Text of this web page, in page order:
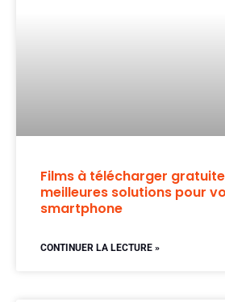
Films à télécharger
meilleures solutions pour
smartphone
CONTINUER LA LECTURE »